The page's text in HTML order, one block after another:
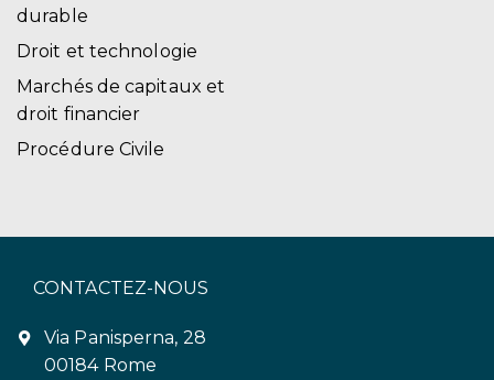
durable
Droit et technologie
Marchés de capitaux et
droit financier
Procédure Civile
CONTACTEZ-NOUS
Via Panisperna, 28
00184 Rome